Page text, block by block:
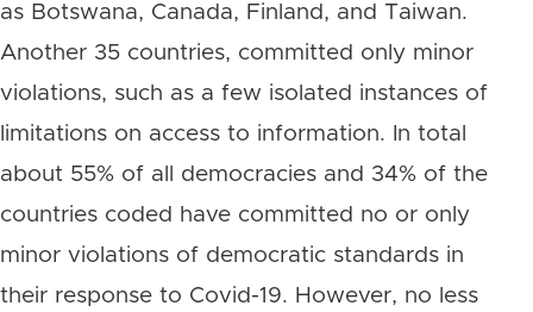
as Botswana, Canada, Finland, and Taiwan.
Another 35 countries, committed only minor
violations, such as a few isolated instances of
limitations on access to information. In total
about 55% of all democracies and 34% of the
countries coded have committed no or only
minor violations of democratic standards in
their response to Covid-19. However, no less